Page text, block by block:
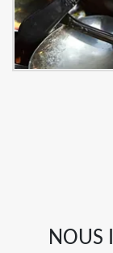
NOUS